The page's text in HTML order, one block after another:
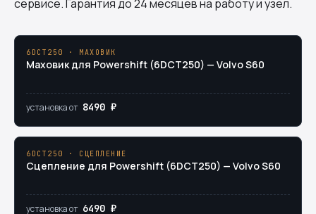
сервисе. Гарантия до 24 месяцев на работу и узел.
6DCT250 · МАХОВИК
Маховик для Powershift (6DCT250) — Volvo S60
установка от 8490 ₽
6DCT250 · СЦЕПЛЕНИЕ
Сцепление для Powershift (6DCT250) — Volvo S60
установка от 6490 ₽